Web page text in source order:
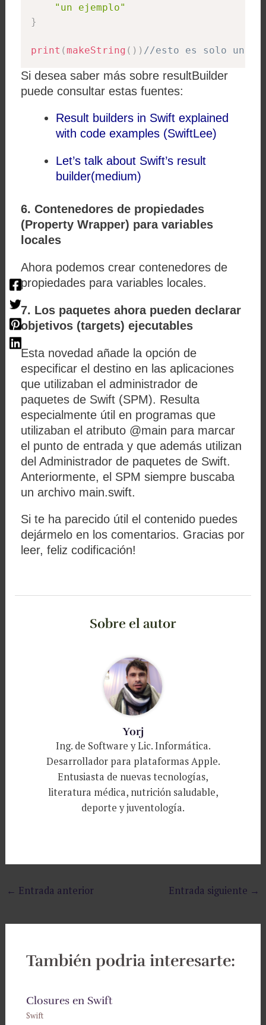
"un ejemplo"
}
print (makeString ( ) ) //esto es solo un
Si desea saber más sobre resultBuilder
puede consultar estas fuentes:
Result builders in Swift explained
with code examples (SwiftLee)
Let’s talk about Swift’s result
builder(medium)
6. Contenedores de propiedades
(Property Wrapper) para variables
locales
Ahora podemos crear contenedores de
propiedades para variables locales.
7. Los paquetes ahora pueden declarar
objetivos (targets) ejecutables
Esta novedad añade la opción de
especificar el destino en las aplicaciones
que utilizaban el administrador de
paquetes de Swift (SPM). Resulta
especialmente útil en programas que
utilizaban el atributo @main para marcar
el punto de entrada y que además utilizan
del Administrador de paquetes de Swift.
Anteriormente, el SPM siempre buscaba
un archivo main.swift.
Si te ha parecido útil el contenido puedes
dejármelo en los comentarios. Gracias por
leer, feliz codificación!
Sobre el autor
Yorj
Ing. de Software y Lic. Informática.
Desarrollador para plataformas Apple.
Entusiasta de nuevas tecnologías,
literatura médica, nutrición saludable,
deporte y juventología.
← Entrada anterior Entrada siguiente →
También podria interesarte:
Closures en Swift
Swift